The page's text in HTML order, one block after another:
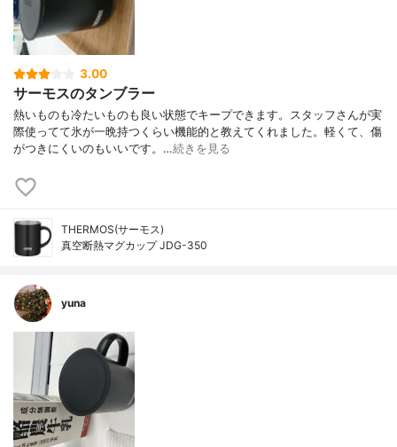
3.00
サーモスのタンブラー
熱いものも冷たいものも良い状態でキープできます。スタッフさんが実
際使ってて氷が一晩持つくらい機能的と教えてくれました。軽くて、傷
がつきにくいのもいいです。…続きを見る
THERMOS(サーモス)
真空断熱マグカップ JDG-350
yuna